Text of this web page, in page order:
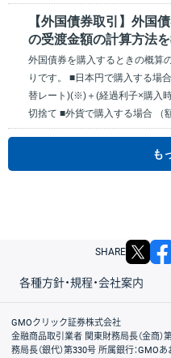
【外国債券取引】外国
の受渡金額の計算方法を
外国債券を購入するときの概算
りです。 ■日本円で購入する場
替レート)(※)＋(経過利子×購入
切捨て ■外貨で購入する場合 （
も
SHARE
各種方針・規程・会社案内
取引規程・約款
サイトマップ
その他のご案内
個人情報保護方針
最良執行方針
サイトのご利用について
ディスクレイマー
信託保全
リスク説明
会社案内
GMOクリック証券株式会社
金融商品取引業者 関東財務局長（金商
務局長（銀代）第330号 所属銀行：GMO